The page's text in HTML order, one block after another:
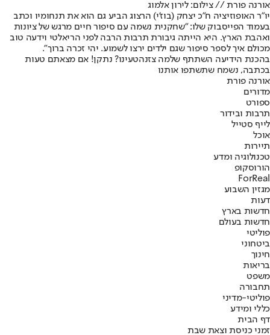
אורנה פורת // צילום: לירון אלמוג
יו"ר האופוזיציה ח"כ יצחק (בוז'י) הרצוג הביע גם הוא את תנחומיו וכתב
בעמוד הפייסבוק שלו: "שחקנית נשמה עם סיפור חיים מרגש של ציונות
ואהבת הארץ. היא הייתה גיבורת תרבות הרבה לפני הריאלטי וידעה טוב
מכולם איך לספר סיפור שגם ילדים ירצו לשמוע. יהי זכרה ברוך".
בהכנת הידיעה השתתף שלמה צזנהטעינו? נתקן! אם מצאתם טעות
בכתבה, נשמח שתשתפו אותנו
אורנה פורת
מדורים
ספורט
תרבות ובידור
לייף סטייל
אוכל
תיירות
טכנולוגיה ומדע
הורוסקופ
ForReal
מגזין השבוע
דעות
חדשות בארץ
חדשות בעולם
פוליטי
ביטחוני
חינוך
בריאות
משפט
תחבורה
פוליטי-מדיני
כללי ומידע
דף הבית
זמני כניסת וצאת שבת